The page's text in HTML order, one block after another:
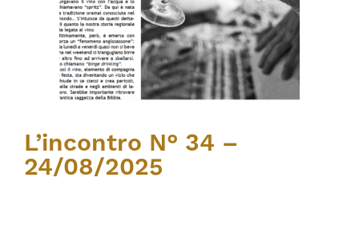
L’incontro N° 34 –
24/08/2025